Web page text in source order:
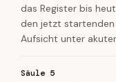
das Register bis
den jetzt
Aufsicht unter
Säule 5